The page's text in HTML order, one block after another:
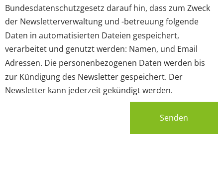
Bundesdatenschutzgesetz darauf hin, dass zum Zweck
der Newsletterverwaltung und -betreuung folgende
Daten in automatisierten Dateien gespeichert,
verarbeitet und genutzt werden: Namen, und Email
Adressen. Die personenbezogenen Daten werden bis
zur Kündigung des Newsletter gespeichert. Der
Newsletter kann jederzeit gekündigt werden.
Senden